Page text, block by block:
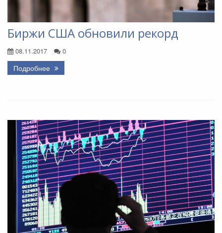
Биржи США обновили рекорд
08.11.2017 0
Подробнее